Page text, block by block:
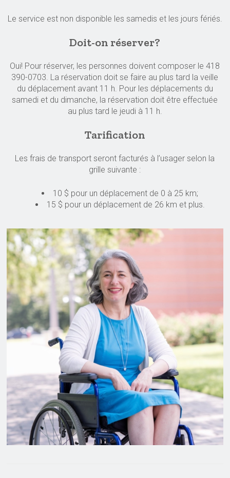
Le service est non disponible les samedis et les jours fériés.
Doit-on réserver?
Oui! Pour réserver, les personnes doivent composer le 418
390-0703. La réservation doit se faire au plus tard la veille
du déplacement avant 11 h. Pour les déplacements du
samedi et du dimanche, la réservation doit être effectuée
au plus tard le jeudi à 11 h.
Tarification
Les frais de transport seront facturés à l’usager selon la
grille suivante :
10 $ pour un déplacement de 0 à 25 km;
15 $ pour un déplacement de 26 km et plus.